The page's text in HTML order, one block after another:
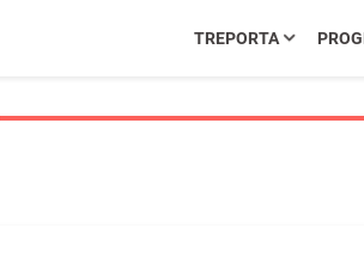
TREPORTA